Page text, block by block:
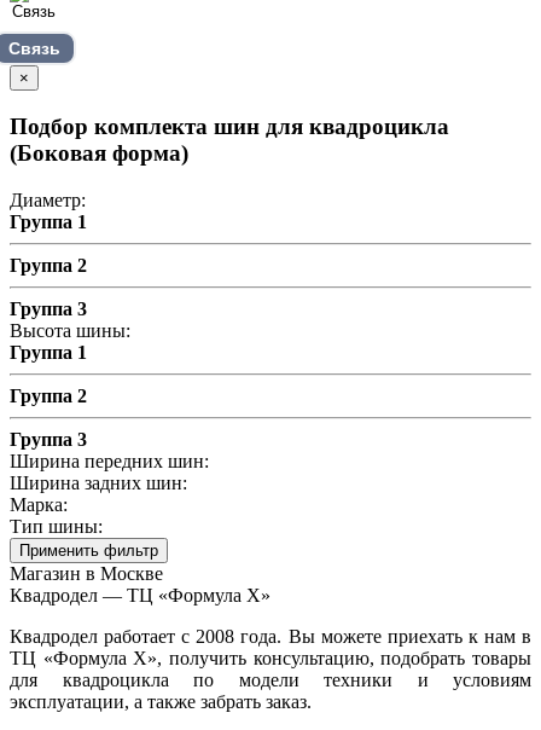
Связь
×
Подбор комплекта шин для квадроцикла
(Боковая форма)
Диаметр:
Группа 1
Группа 2
Группа 3
Высота шины:
Группа 1
Группа 2
Группа 3
Ширина передних шин:
Ширина задних шин:
Марка:
Тип шины:
Применить фильтр
Магазин в Москве
Квадродел — ТЦ «Формула Х»
Квадродел работает с 2008 года. Вы можете приехать к нам в
ТЦ «Формула Х», получить консультацию, подобрать товары
для квадроцикла по модели техники и условиям
эксплуатации, а также забрать заказ.